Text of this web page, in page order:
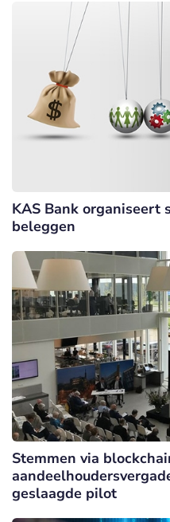
KAS Bank organiseert
beleggen
Stemmen via
geslaagde pilot